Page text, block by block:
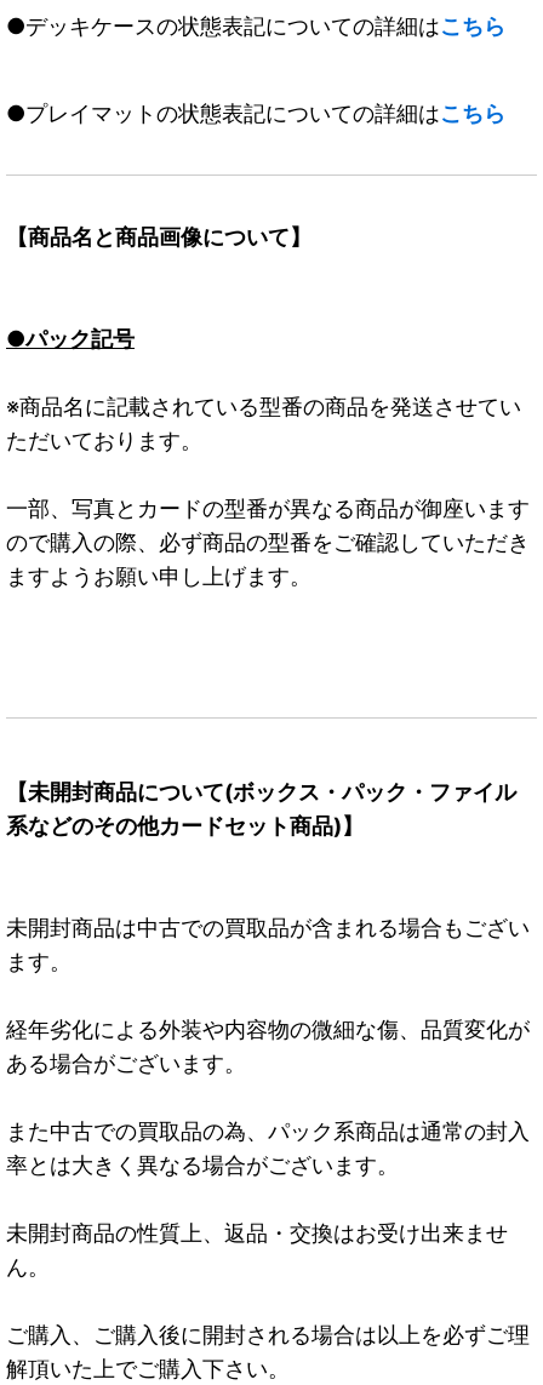
●デッキケースの状態表記についての詳細はこちら
●プレイマットの状態表記についての詳細はこちら
【商品名と商品画像について】
●パック記号
※商品名に記載されている型番の商品を発送させてい
ただいております。
一部、写真とカードの型番が異なる商品が御座います
ので購入の際、必ず商品の型番をご確認していただき
ますようお願い申し上げます。
【未開封商品について(ボックス・パック・ファイル
系などのその他カードセット商品)】
未開封商品は中古での買取品が含まれる場合もござい
ます。
経年劣化による外装や内容物の微細な傷、品質変化が
ある場合がございます。
また中古での買取品の為、パック系商品は通常の封入
率とは大きく異なる場合がございます。
未開封商品の性質上、返品・交換はお受け出来ませ
ん。
ご購入、ご購入後に開封される場合は以上を必ずご理
解頂いた上でご購入下さい。